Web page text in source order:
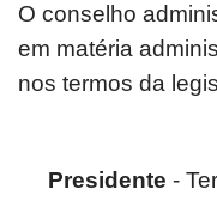
O conselho
em matéria
nos termos da
Presidente -